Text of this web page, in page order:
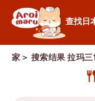
查找日
日本
家＞ 搜索结果拉玛